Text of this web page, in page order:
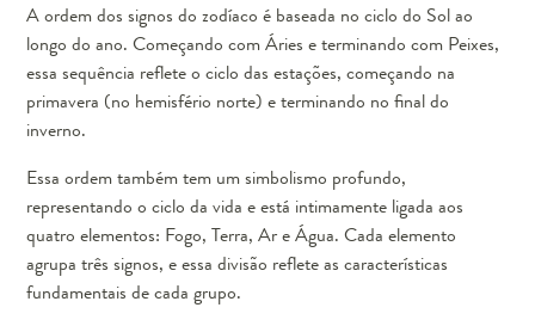
A ordem dos signos do zodíaco é baseada no ciclo do Sol ao
longo do ano. Começando com Áries e terminando com Peixes,
essa sequência reflete o ciclo das estações, começando na
primavera (no hemisfério norte) e terminando no final do
inverno.
Essa ordem também tem um simbolismo profundo,
representando o ciclo da vida e está intimamente ligada aos
quatro elementos: Fogo, Terra, Ar e Água. Cada elemento
agrupa três signos, e essa divisão reflete as características
fundamentais de cada grupo.